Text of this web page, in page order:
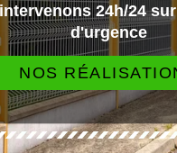
24h/24
d'urgence
NOS